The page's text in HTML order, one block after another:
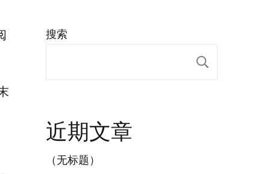
搜索
近期文章
（无标题）